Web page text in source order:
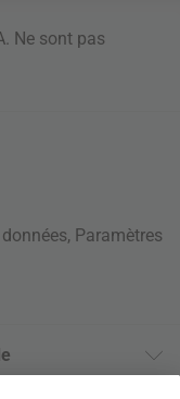
Ne sont pas
, Paramètres